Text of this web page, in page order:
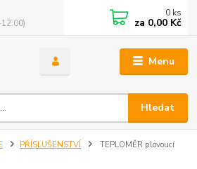
Menu
Hledat
0 ks
za 0,00 Kč
PŘÍSLUŠENSTVÍ
TEPLOMĚR plovoucí